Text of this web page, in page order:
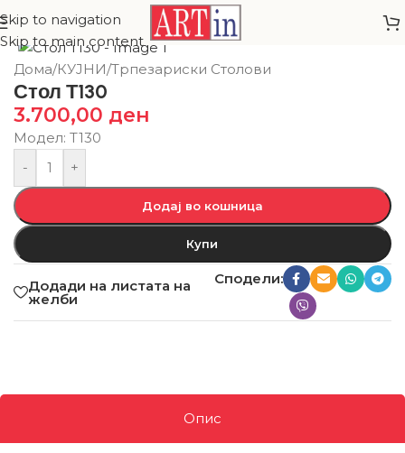
Skip to navigation
Skip to main content
Дома/КУЈНИ/Трпезариски Столови
Стол Т130
3.700,00 ден
Модел: T130
-
+
Додај во кошница
Купи
Додади на листата на
желби
Сподели:
Опис